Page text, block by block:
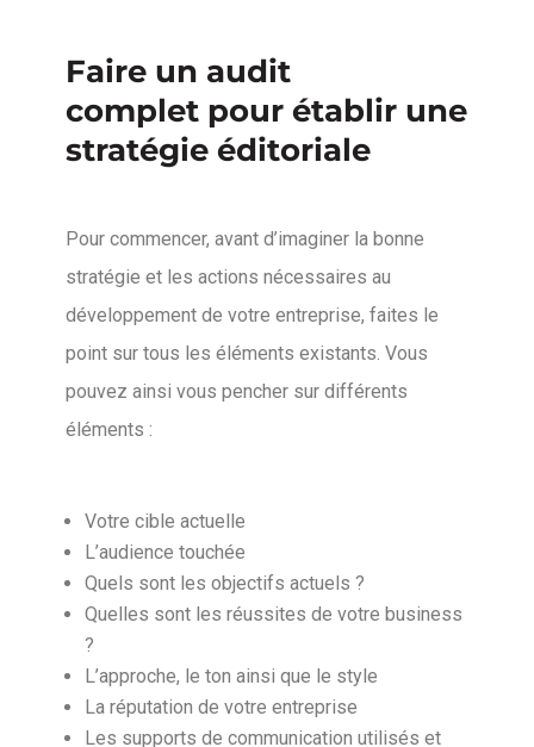
Faire un audit
complet pour établir une
stratégie éditoriale
Pour commencer, avant d’imaginer la bonne
stratégie et les actions nécessaires au
développement de votre entreprise, faites le
point sur tous les éléments existants. Vous
pouvez ainsi vous pencher sur différents
éléments :
Votre cible actuelle
L’audience touchée
Quels sont les objectifs actuels ?
Quelles sont les réussites de votre business
?
L’approche, le ton ainsi que le style
La réputation de votre entreprise
Les supports de communication utilisés et